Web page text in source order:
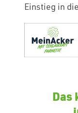
Einstieg in
Das